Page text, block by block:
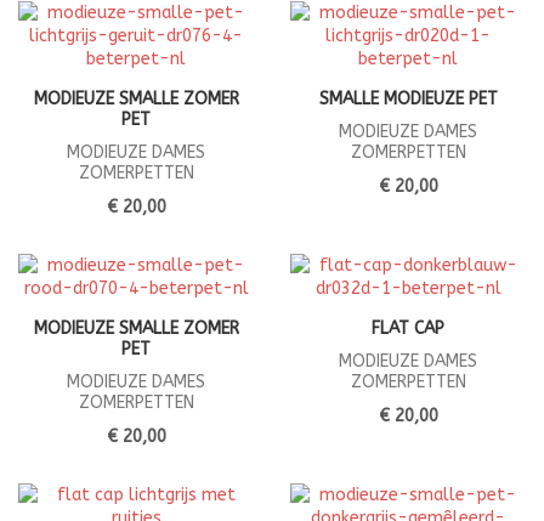
MODIEUZE SMALLE ZOMER
PET
MODIEUZE DAMES
ZOMERPETTEN
€ 20,00
SMALLE MODIEUZE PET
MODIEUZE DAMES
ZOMERPETTEN
€ 20,00
MODIEUZE SMALLE ZOMER
PET
MODIEUZE DAMES
ZOMERPETTEN
€ 20,00
FLAT CAP
MODIEUZE DAMES
ZOMERPETTEN
€ 20,00